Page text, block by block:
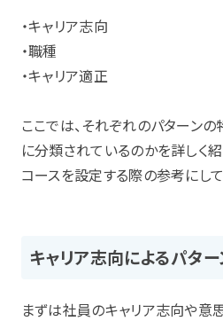
・キャリア志向
・職種
・キャリア適正
ここでは、それぞれのパターン
に分類されているのかを詳しく
コースを設定する際の参考にして
キャリア志向によるパター
まずは社員のキャリア志向や意